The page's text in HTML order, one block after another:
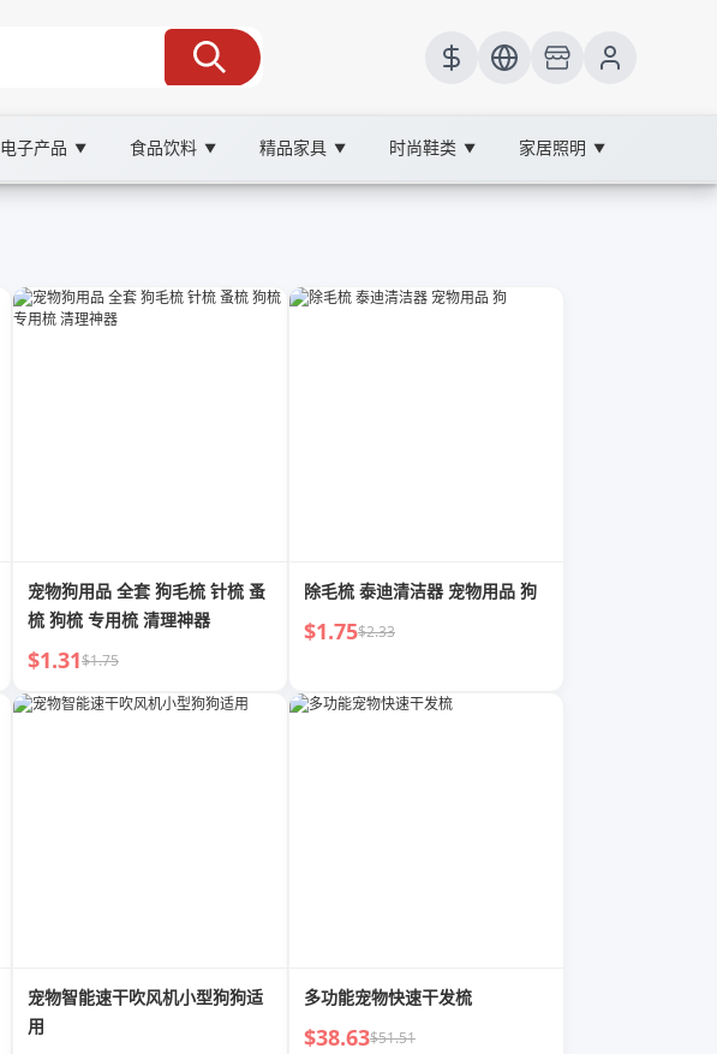
电子产品 ▼ 食品饮料 ▼ 精品家具 ▼ 时尚鞋类 ▼ 家居照明 ▼
宠物狗用品 全套 狗毛梳 针梳 蚤
梳 狗梳 专用梳 清理神器
$1.31$1.75
除毛梳 泰迪清洁器 宠物用品 狗
$1.75$2.33
宠物智能速干吹风机小型狗狗适
用
多功能宠物快速干发梳
$38.63$51.51